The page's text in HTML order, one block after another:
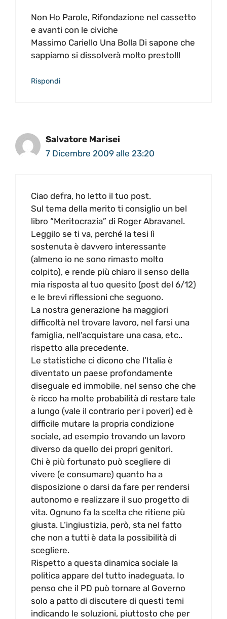
Non Ho Parole, Rifondazione nel cassetto
e avanti con le civiche
Massimo Cariello Una Bolla Di sapone che
sappiamo si dissolverà molto presto!!!
Rispondi
Salvatore Marisei
7 Dicembre 2009 alle 23:20
Ciao defra, ho letto il tuo post.
Sul tema della merito ti consiglio un bel
libro “Meritocrazia” di Roger Abravanel.
Leggilo se ti va, perché la tesi lì
sostenuta è davvero interessante
(almeno io ne sono rimasto molto
colpito), e rende più chiaro il senso della
mia risposta al tuo quesito (post del 6/12)
e le brevi riflessioni che seguono.
La nostra generazione ha maggiori
difficoltà nel trovare lavoro, nel farsi una
famiglia, nell’acquistare una casa, etc..
rispetto alla precedente.
Le statistiche ci dicono che l’Italia è
diventato un paese profondamente
diseguale ed immobile, nel senso che che
è ricco ha molte probabilità di restare tale
a lungo (vale il contrario per i poveri) ed è
difficile mutare la propria condizione
sociale, ad esempio trovando un lavoro
diverso da quello dei propri genitori.
Chi è più fortunato può scegliere di
vivere (e consumare) quanto ha a
disposizione o darsi da fare per rendersi
autonomo e realizzare il suo progetto di
vita. Ognuno fa la scelta che ritiene più
giusta. L’ingiustizia, però, sta nel fatto
che non a tutti è data la possibilità di
scegliere.
Rispetto a questa dinamica sociale la
politica appare del tutto inadeguata. Io
penso che il PD può tornare al Governo
solo a patto di discutere di questi temi
indicando le soluzioni, piuttosto che per